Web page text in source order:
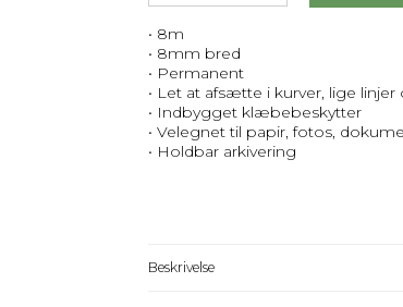
• 8m
• 8mm bred
• Permanent
• Let at afsætte i kurver, lige linjer
• Indbygget klæbebeskytter
• Velegnet til papir, fotos,
• Holdbar arkivering
Beskrivelse